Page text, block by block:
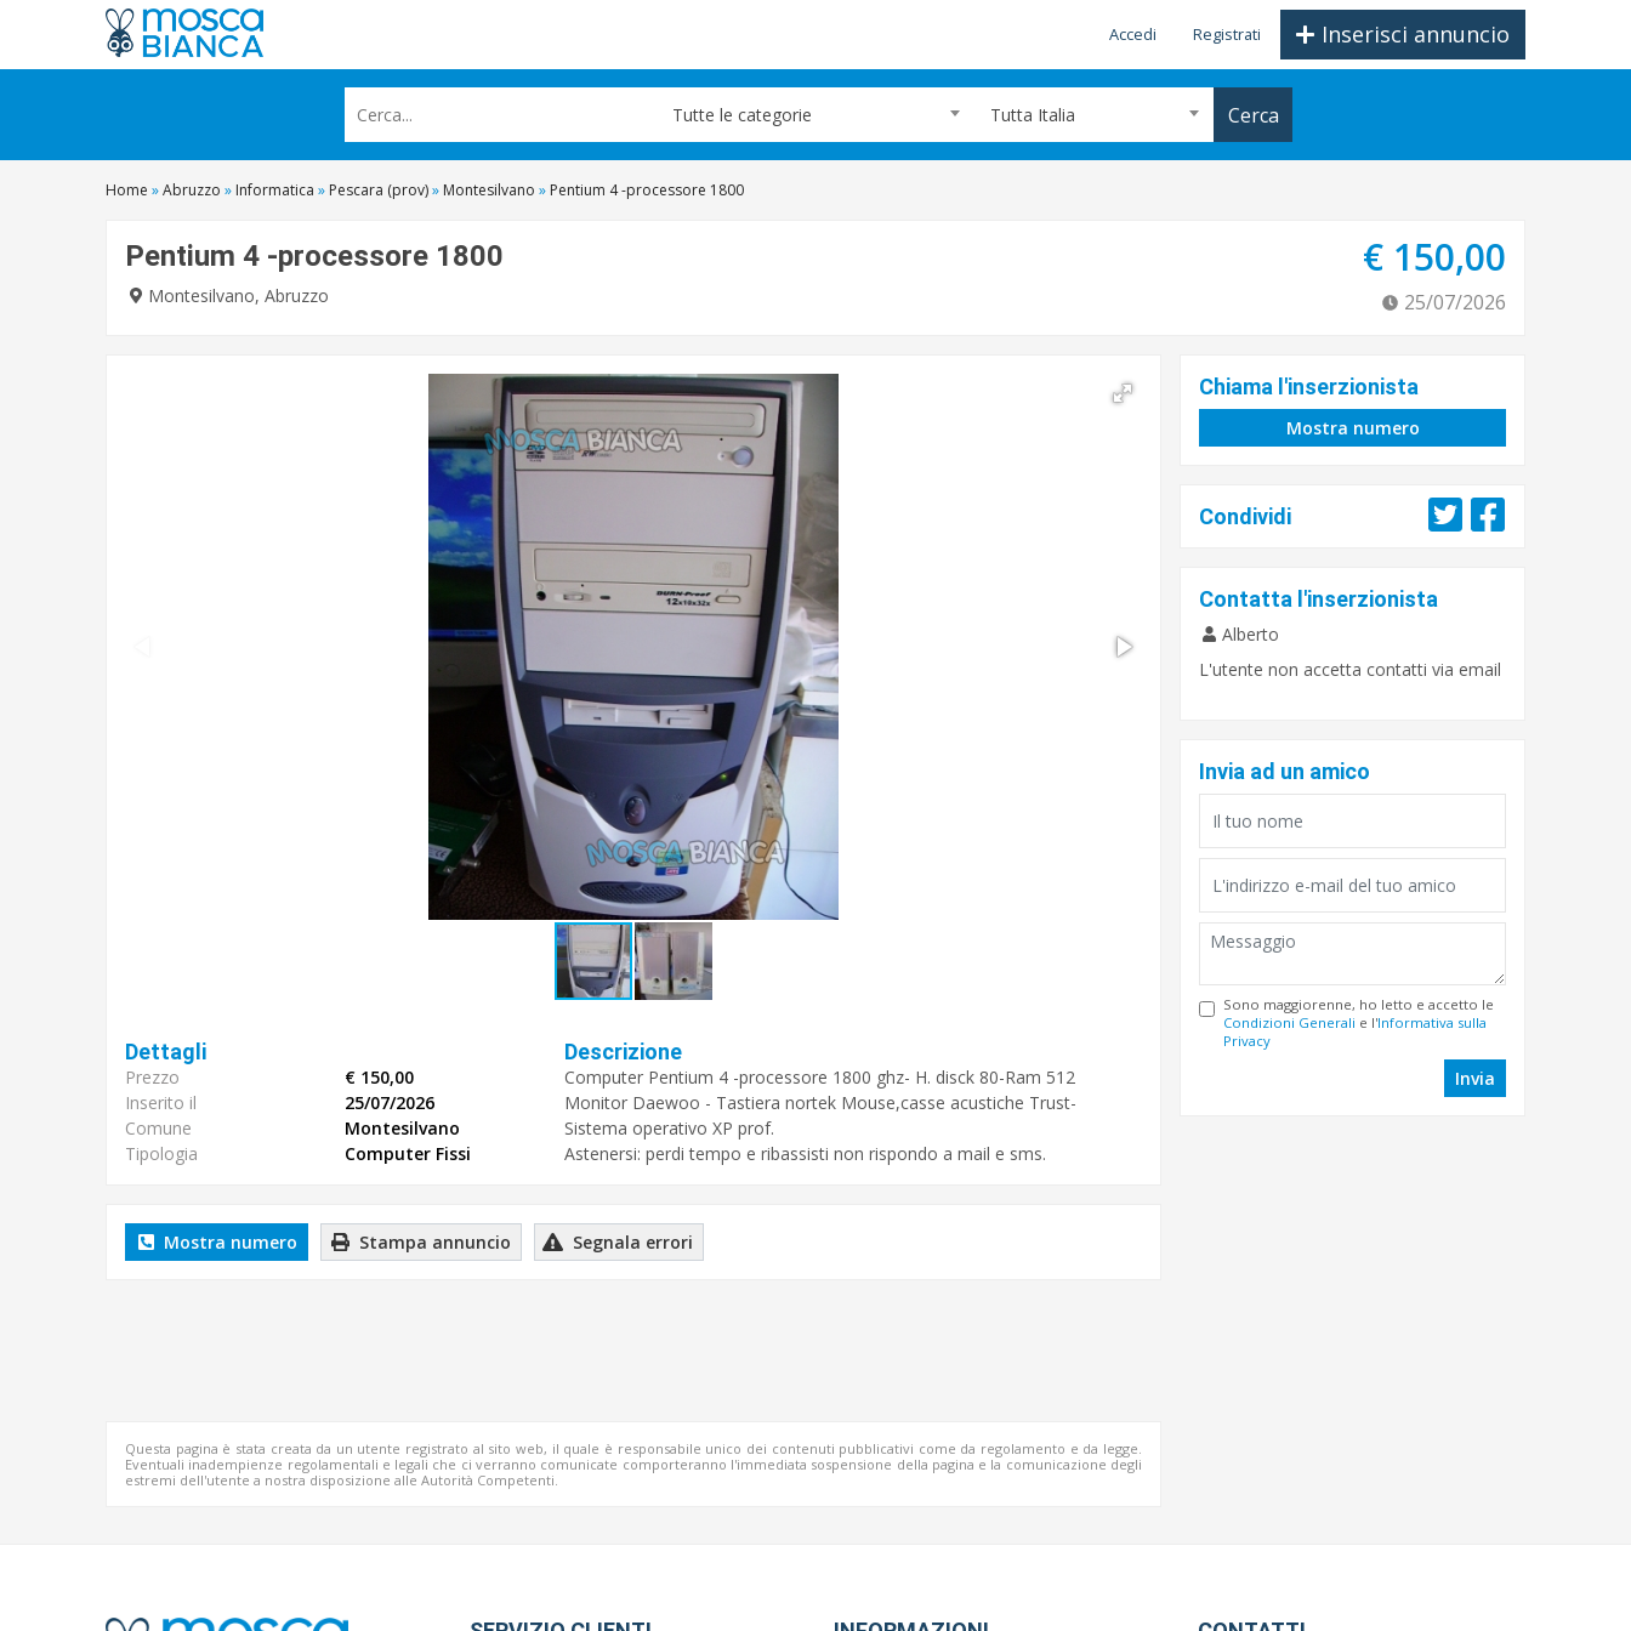
Inserisci annuncio
Accedi Registrati
Tutte le categorie Tutta Italia Cerca
Home »Abruzzo » Informatica » Pescara (prov)» Montesilvano » Pentium 4 -processore 1800
Pentium 4 -processore 1800
Montesilvano, Abruzzo
€ 150,00
25/07/2026
Dettagli
Prezzo
€ 150,00
Inserito il
25/07/2026
Comune
Montesilvano
Tipologia
Computer Fissi
Descrizione
Computer Pentium 4 -processore 1800 ghz- H. disck 80-Ram 512
Monitor Daewoo - Tastiera nortek Mouse,casse acustiche Trust-
Sistema operativo XP prof.
Astenersi: perdi tempo e ribassisti non rispondo a mail e sms.
Mostra numero Stampa annuncio Segnala errori
Questa pagina è stata creata da un utente registrato al sito web, il quale è responsabile unico dei contenuti pubblicativi come da regolamento e da legge.
Eventuali inadempienze regolamentali e legali che ci verranno comunicate comporteranno l'immediata sospensione della pagina e la comunicazione degli
estremi dell'utente a nostra disposizione alle Autorità Competenti.
Chiama l'inserzionista
Mostra numero
Condividi
Contatta l'inserzionista
Alberto
L'utente non accetta contatti via email
Invia ad un amico
Sono maggiorenne, ho letto e accetto le
Condizioni Generali e l'Informativa sulla
Privacy
Invia